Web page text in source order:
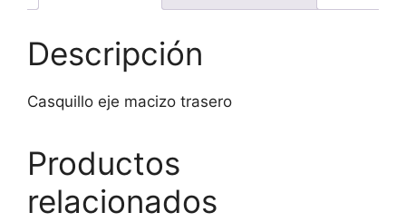
Descripción
Casquillo eje macizo trasero
Productos
relacionados